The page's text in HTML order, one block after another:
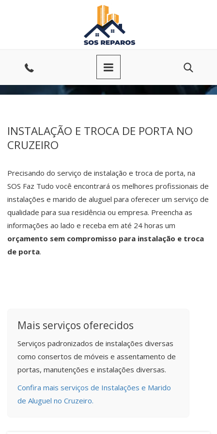
INSTALAÇÃO E TROCA DE PORTA NO
CRUZEIRO
Precisando do serviço de instalação e troca de porta, na
SOS Faz Tudo você encontrará os melhores profissionais de
instalações e marido de aluguel para oferecer um serviço de
qualidade para sua residência ou empresa. Preencha as
informações ao lado e receba em até 24 horas um
orçamento sem compromisso para instalação e troca
de porta.
Mais serviços oferecidos
Serviços padronizados de instalações diversas
como consertos de móveis e assentamento de
portas, manutenções e instalações diversas.
Confira mais serviços de Instalações e Marido
de Aluguel no Cruzeiro.